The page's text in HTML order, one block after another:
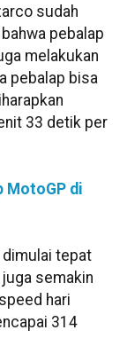
sudah
pebalap
melakukan
pebalap bisa
33 detik per
MotoGP di
dimulai tepat
semakin
hari
314